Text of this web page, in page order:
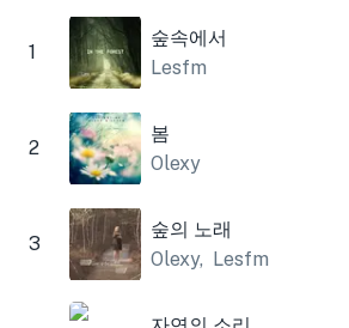
1
숲속에서
Lesfm
2
봄
Olexy
3
숲의 노래
Olexy, Lesfm